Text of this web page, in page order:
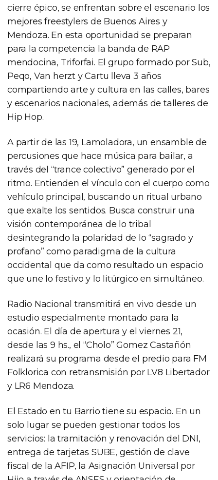
cierre épico, se enfrentan sobre el escenario los
mejores freestylers de Buenos Aires y
Mendoza. En esta oportunidad se preparan
para la competencia la banda de RAP
mendocina, Triforfai. El grupo formado por Sub,
Peqo, Van herzt y Cartu lleva 3 años
compartiendo arte y cultura en las calles, bares
y escenarios nacionales, además de talleres de
Hip Hop.
A partir de las 19, Lamoladora, un ensamble de
percusiones que hace música para bailar, a
través del “trance colectivo” generado por el
ritmo. Entienden el vínculo con el cuerpo como
vehículo principal, buscando un ritual urbano
que exalte los sentidos. Busca construir una
visión contemporánea de lo tribal
desintegrando la polaridad de lo “sagrado y
profano” como paradigma de la cultura
occidental que da como resultado un espacio
que une lo festivo y lo litúrgico en simultáneo.
Radio Nacional transmitirá en vivo desde un
estudio especialmente montado para la
ocasión. El día de apertura y el viernes 21,
desde las 9 hs., el “Cholo” Gomez Castañón
realizará su programa desde el predio para FM
Folklorica con retransmisión por LV8 Libertador
y LR6 Mendoza.
El Estado en tu Barrio tiene su espacio. En un
solo lugar se pueden gestionar todos los
servicios: la tramitación y renovación del DNI,
entrega de tarjetas SUBE, gestión de clave
fiscal de la AFIP, la Asignación Universal por